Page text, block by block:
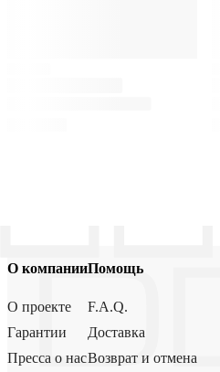
О компании
О проекте
Гарантии
Пресса о нас
Помощь
F.A.Q.
Доставка
Возврат и отмена